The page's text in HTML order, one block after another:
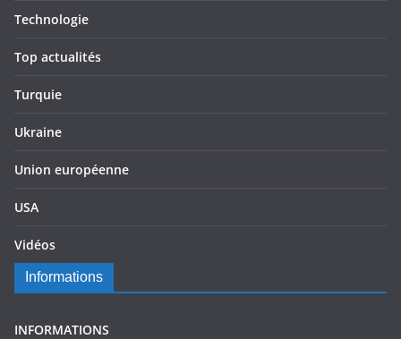
Technologie
Top actualités
Turquie
Ukraine
Union européenne
USA
Vidéos
Informations
INFORMATIONS